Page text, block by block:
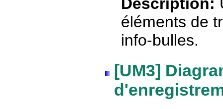
éléments de
info-bulles.
[UM3]